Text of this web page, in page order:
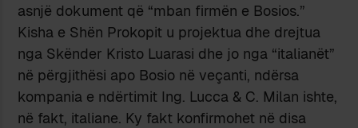
asnjë dokument që “mban firmën e Bosios.”
Kisha e Shën Prokopit u projektua dhe drejtua
nga Skënder Kristo Luarasi dhe jo nga “italianët”
në përgjithësi apo Bosio në veçanti, ndërsa
kompania e ndërtimit Ing. Lucca & C. Milan ishte,
në fakt, italiane. Ky fakt konfirmohet në disa